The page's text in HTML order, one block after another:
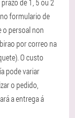
de 1, 5 ou 2
formulario de
o persoal non
por correo na
O custo
pode variar
o pedido,
a entrega á